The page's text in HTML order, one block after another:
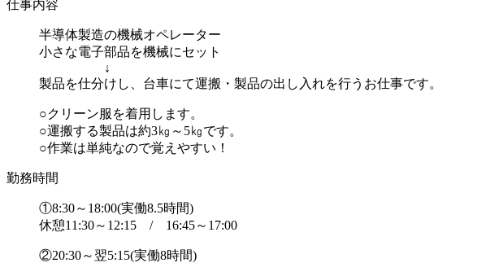
仕事内容
半導体製造の機械オペレーター
小さな電子部品を機械にセット
↓
製品を仕分けし、台車にて運搬・製品の出し入れを行うお仕事です。
○クリーン服を着用します。
○運搬する製品は約3㎏～5㎏です。
○作業は単純なので覚えやすい！
勤務時間
①8:30～18:00(実働8.5時間)
休憩11:30～12:15 / 16:45～17:00
②20:30～翌5:15(実働8時間)